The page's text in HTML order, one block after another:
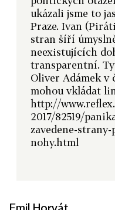
ukázali jsme to
Praze. Ivan
stran šíří
neexistujících
transparentní.
Oliver Adámek v
mohou vkládat
http://
2017/82519/
zavedene-
nohy.html